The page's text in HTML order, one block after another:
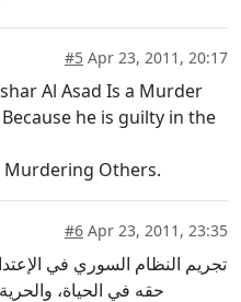
#5 Apr 23, 2011, 20:17
Al Asad Is a Murder
he is guilty in the
Murdering Others.
#6 Apr 23, 2011, 23:35
تجريم النظام السوري في
حقه في الحياة،